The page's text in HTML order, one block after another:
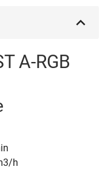
A-RGB
h